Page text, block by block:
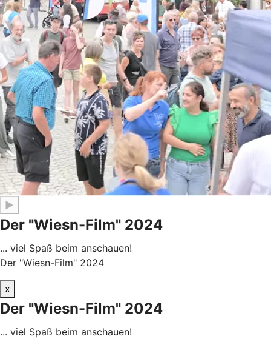
▶
Der "Wiesn-Film" 2024
... viel Spaß beim anschauen!
Der "Wiesn-Film" 2024
x
Der "Wiesn-Film" 2024
... viel Spaß beim anschauen!